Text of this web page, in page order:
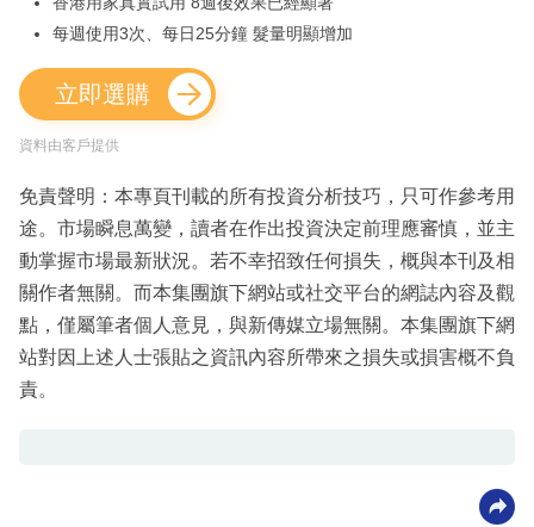
每週使用3次、每日25分鐘 髮量明顯增加
立即選購
資料由客戶提供
免責聲明：本專頁刊載的所有投資分析技巧，只可作參考用
途。市場瞬息萬變，讀者在作出投資決定前理應審慎，並主
動掌握市場最新狀況。若不幸招致任何損失，概與本刊及相
關作者無關。而本集團旗下網站或社交平台的網誌內容及觀
點，僅屬筆者個人意見，與新傳媒立場無關。本集團旗下網
站對因上述人士張貼之資訊內容所帶來之損失或損害概不負
責。